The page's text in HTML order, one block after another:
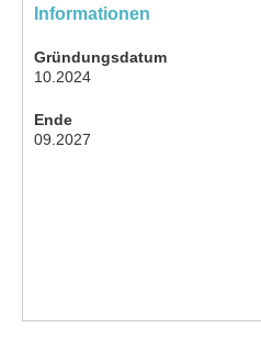
Informationen
Gründungsdatum
10.2024
Ende
09.2027